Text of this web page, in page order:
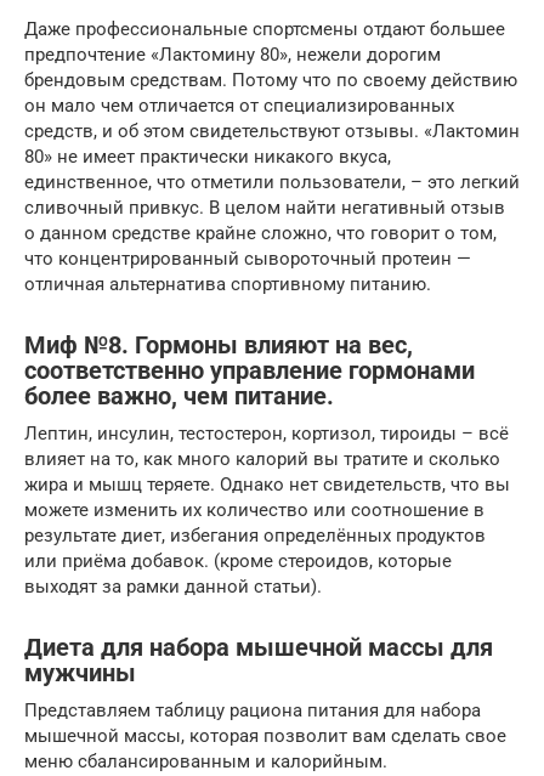
Даже профессиональные спортсмены отдают большее
предпочтение «Лактомину 80», нежели дорогим
брендовым средствам. Потому что по своему действию
он мало чем отличается от специализированных
средств, и об этом свидетельствуют отзывы. «Лактомин
80» не имеет практически никакого вкуса,
единственное, что отметили пользователи, – это легкий
сливочный привкус. В целом найти негативный отзыв
о данном средстве крайне сложно, что говорит о том,
что концентрированный сывороточный протеин —
отличная альтернатива спортивному питанию.
Миф №8. Гормоны влияют на вес,
соответственно управление гормонами
более важно, чем питание.
Лептин, инсулин, тестостерон, кортизол, тироиды – всё
влияет на то, как много калорий вы тратите и сколько
жира и мышц теряете. Однако нет свидетельств, что вы
можете изменить их количество или соотношение в
результате диет, избегания определённых продуктов
или приёма добавок. (кроме стероидов, которые
выходят за рамки данной статьи).
Диета для набора мышечной массы для
мужчины
Представляем таблицу рациона питания для набора
мышечной массы, которая позволит вам сделать свое
меню сбалансированным и калорийным.